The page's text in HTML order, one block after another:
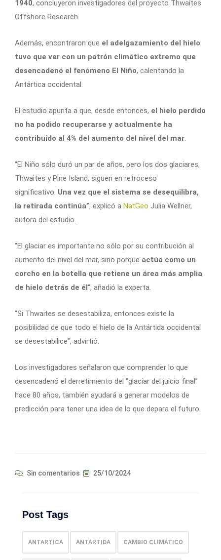
1940, concluyeron investigadores del proyecto Thwaites
Offshore Research.
Además, encontraron que el adelgazamiento del hielo
tuvo que ver con un patrón climático extremo que
desencadenó el fenómeno El Niño, calentando la
Antártica occidental.
El estudio apunta a que, desde entonces, el hielo perdido
no ha podido recuperarse y actualmente ha
contribuido al 4% del aumento del nivel del mar.
“El Niño sólo duró un par de años, pero los dos glaciares,
Thwaites y Pine Island, siguen en retroceso
significativo. Una vez que el sistema se desequilibra,
la retirada continúa”, explicó a NatGeo Julia Wellner,
autora del estudio.
“El glaciar es importante no sólo por su contribución al
aumento del nivel del mar, sino porque actúa como un
corcho en la botella que retiene un área más amplia
de hielo detrás de él “, añadió la experta.
“Si Thwaites se desestabiliza, entonces existe la
posibilidad de que todo el hielo de la Antártida occidental
se desestabilice”, advirtió.
Los investigadores señalaron que comprender lo que
desencadenó el derretimiento del “glaciar del juicio final”
hace 80 años, también ayudará a generar modelos de
predicción para tener una idea de lo que depara el futuro.
Sin comentarios 25/10/2024
Post Tags
ANTARTICA ANTÁRTIDA CAMBIO CLIMÁTICO